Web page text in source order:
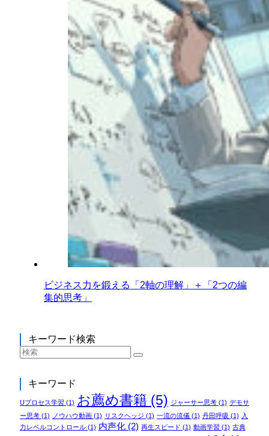
ビジネス力を鍛える「2軸の理解」＋「2つの編
集的思考」
キーワード検索
キーワード
Uプロセス学習 (1) お薦め書籍 (5) ジャーサー思考(1) デモサ
ー思考(1) ノウハウ動画(1) リスクヘッジ (1) 一流の流儀(1) 丹田呼吸 (1) 入
力レベルコントロール(1) 内声化(2) 再生スピード (1) 動画学習 (1) 古典